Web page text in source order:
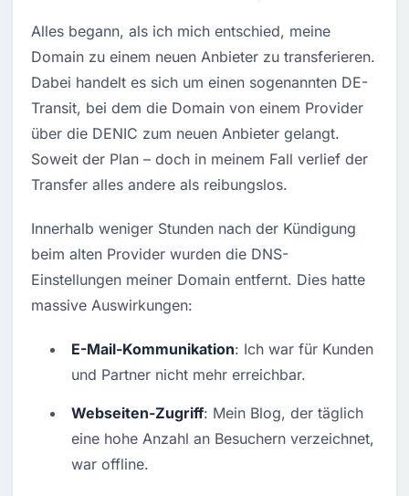
Alles begann, als ich mich entschied, meine
Domain zu einem neuen Anbieter zu transferieren.
Dabei handelt es sich um einen sogenannten DE-
Transit, bei dem die Domain von einem Provider
über die DENIC zum neuen Anbieter gelangt.
Soweit der Plan – doch in meinem Fall verlief der
Transfer alles andere als reibungslos.
Innerhalb weniger Stunden nach der Kündigung
beim alten Provider wurden die DNS-
Einstellungen meiner Domain entfernt. Dies hatte
massive Auswirkungen:
E-Mail-Kommunikation: Ich war für Kunden
und Partner nicht mehr erreichbar.
Webseiten-Zugriff: Mein Blog, der täglich
eine hohe Anzahl an Besuchern verzeichnet,
war offline.